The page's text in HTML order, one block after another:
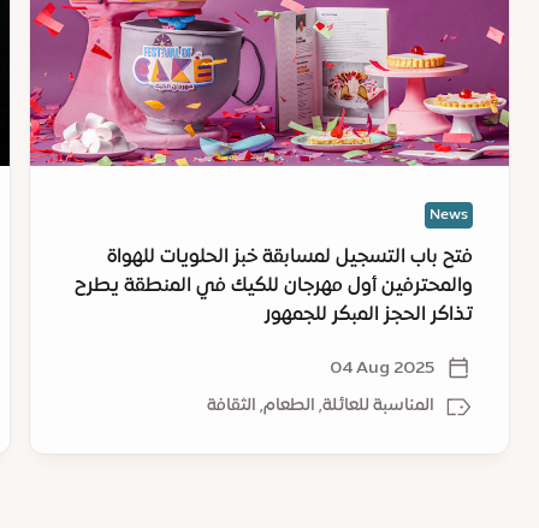
لمسابقة
خبز
الحلويات
للهواة
والمحترفين
أول
للكيك
المنطقة
يطرح
المبكر
News
فتح باب التسجيل لمسابقة خبز الحلويات للهواة
والمحترفين أول مهرجان للكيك في المنطقة يطرح
تذاكر الحجز المبكر للجمهور
04 Aug 2025
المناسبة للعائلة, الطعام, الثقافة